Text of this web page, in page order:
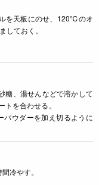
を天板にのせ、120℃のオ
しておく。
糖、湯せんなどで溶かして
を合わせる。
パウダーを加え切るように
冷やす。